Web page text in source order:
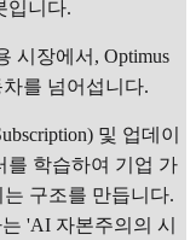
입니다.
시장에서, Optimus
를 넘어섭니다.
및 업데이
를 학습하여 기업 가
구조를 만듭니다.
'AI 자본주의의 시